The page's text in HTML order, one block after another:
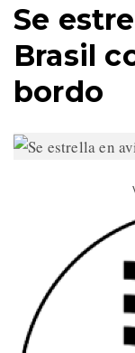
Se
Brasil
bordo